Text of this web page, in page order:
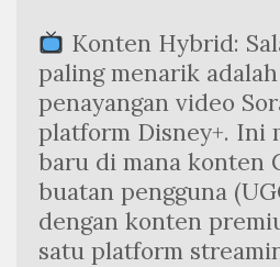
Konten Hybrid:
paling menarik
penayangan video
platform Disney+. Ini
baru di mana konten
buatan pengguna
dengan konten
satu platform